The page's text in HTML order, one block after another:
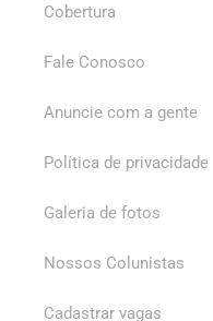
Cobertura
Fale Conosco
Anuncie com a gente
Política de privacidade
Galeria de fotos
Nossos Colunistas
Cadastrar vagas